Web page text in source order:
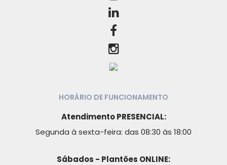
HORÁRIO DE FUNCIONAMENTO
Atendimento PRESENCIAL:
Segunda à sexta-feira: das 08:30 às 18:00
Sábados - Plantões ONLINE: